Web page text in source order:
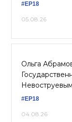
#ЕР18
05.08.26
Ольга
Невоструевым
#ЕР18
04.08.26